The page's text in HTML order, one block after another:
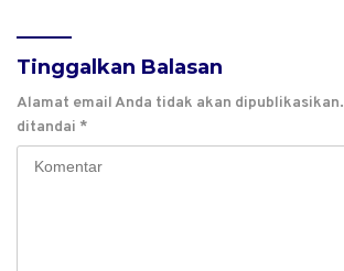
Tinggalkan Balasan
Alamat email Anda tidak akan dipublikasikan.
ditandai *